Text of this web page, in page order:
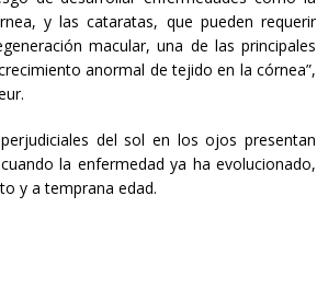
y las cataratas, que pueden requerir
macular, una de las principales
anormal de tejido en la córnea”,
del sol en los ojos presentan
la enfermedad ya ha evolucionado,
y a temprana edad.